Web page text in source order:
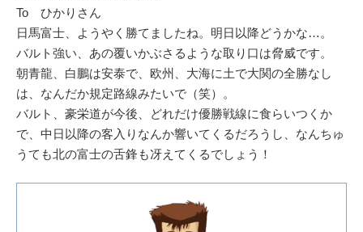
To ひかりさん
日馬富士、ようやく勝てましたね。明日以降どうかな…。
バルト強い、あの覆いかぶさるような取り口は脅威です。
朝青龍、白鵬は安泰で、欧州、大海に土で大関の全勝なし
は、なんだか規定路線みたいで（笑）。
バルト、豪栄道が今後、どれだけ優勝戦線に食らいつくか
で、中日以降の客入りなんか響いてくるだろうし、なんちゅ
うても北の富士の舌鋒も冴えてくるでしょう！